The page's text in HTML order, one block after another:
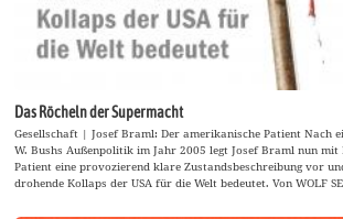
Das Röcheln der Supermacht
Gesellschaft | Josef Braml: Der amerikanische Patient Nach
W. Bushs Außenpolitik im Jahr 2005 legt Josef Braml nun mit
Patient eine provozierend klare Zustandsbeschreibung vor
drohende Kollaps der USA für die Welt bedeutet. Von WOLF